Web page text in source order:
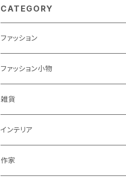
CATEGORY
ファッション
ワンピース
トップス
パンツ
スカート
ファッション小物
バッグ
ポーチ
シューズ
雑貨
バスケット
リュック
グラス
インテリア
カゴ
作家